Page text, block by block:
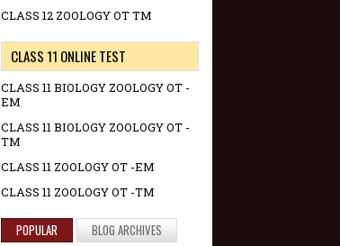
CLASS 12 ZOOLOGY OT TM
CLASS 11 ONLINE TEST
CLASS 11 BIOLOGY ZOOLOGY OT -
EM
CLASS 11 BIOLOGY ZOOLOGY OT -
TM
CLASS 11 ZOOLOGY OT -EM
CLASS 11 ZOOLOGY OT -TM
POPULAR BLOG ARCHIVES